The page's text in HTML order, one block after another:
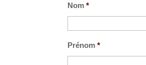
Nom *
Prénom *